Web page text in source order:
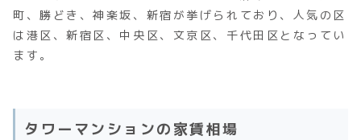
町、勝どき、神楽坂、新宿が挙げられており、人気の区
は港区、新宿区、中央区、文京区、千代田区となってい
ます。
タワーマンションの家賃相場